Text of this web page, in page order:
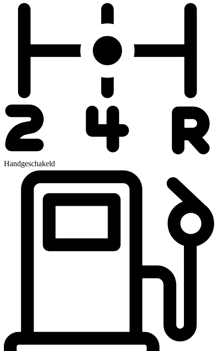
Handgeschakeld